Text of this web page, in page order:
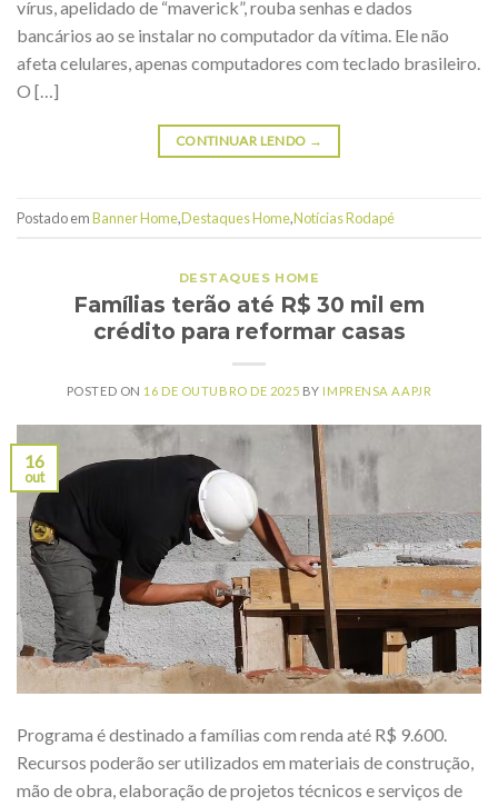
vírus, apelidado de “maverick”, rouba senhas e dados
bancários ao se instalar no computador da vítima. Ele não
afeta celulares, apenas computadores com teclado brasileiro.
O […]
CONTINUAR LENDO →
Postado emBanner Home,Destaques Home,Notícias Rodapé
DESTAQUES HOME
Famílias terão até R$ 30 mil em
crédito para reformar casas
POSTED ON 16 DE OUTUBRO DE 2025 BY IMPRENSA AAPJR
16
out
Programa é destinado a famílias com renda até R$ 9.600.
Recursos poderão ser utilizados em materiais de construção,
mão de obra, elaboração de projetos técnicos e serviços de